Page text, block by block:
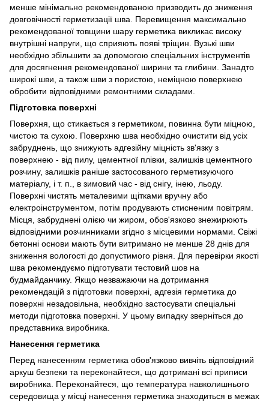
менше мінімально рекомендованою призводить до зниження
довговічності герметизації шва. Перевищення максимально
рекомендованої товщини шару герметика викликає високу
внутрішні напруги, що сприяють появі тріщин. Вузькі шви
необхідно збільшити за допомогою спеціальних інструментів
для досягнення рекомендованої ширини та глибини. Занадто
широкі шви, а також шви з пористою, неміцною поверхнею
обробити відповідними ремонтними складами.
Підготовка поверхні
Поверхня, що стикається з герметиком, повинна бути міцною,
чистою та сухою. Поверхню шва необхідно очистити від усіх
забруднень, що знижують адгезійну міцність зв'язку з
поверхнею - від пилу, цементної плівки, залишків цементного
розчину, залишків раніше застосованого герметизуючого
матеріалу, і т. п., в зимовий час - від снігу, інею, льоду.
Поверхні чистять металевими щітками вручну або
електроінструментом, потім продувають стисненим повітрям.
Місця, забруднені олією чи жиром, обов'язково знежирюють
відповідними розчинниками згідно з місцевими нормами. Свіжі
бетонні основи мають бути витримано не менше 28 днів для
зниження вологості до допустимого рівня. Для перевірки якості
шва рекомендуємо підготувати тестовий шов на
будмайданчику. Якщо незважаючи на дотримання
рекомендацій з підготовки поверхні, адгезія герметика до
поверхні незадовільна, необхідно застосувати спеціальні
методи підготовка поверхні. У цьому випадку зверніться до
представника виробника.
Нанесення герметика
Перед нанесенням герметика обов'язково вивчіть відповідний
аркуш безпеки та переконайтеся, що дотримані всі приписи
виробника. Переконайтеся, що температура навколишнього
середовища у місці нанесення герметика знаходиться в межах